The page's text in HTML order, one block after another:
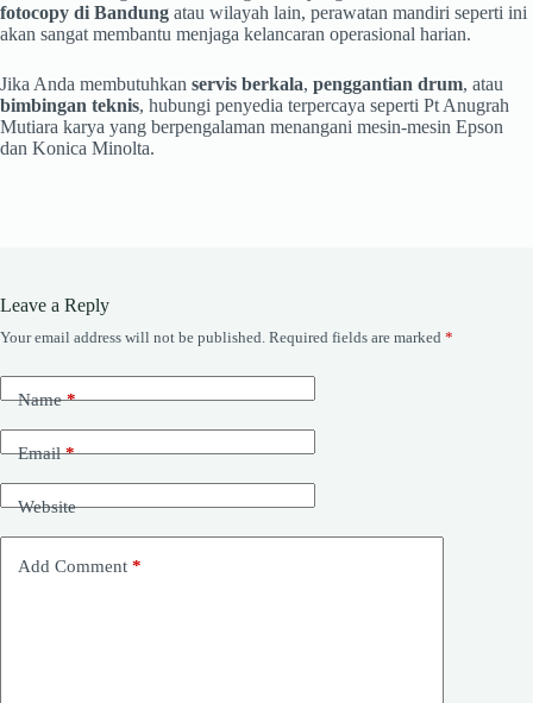
fotocopy di Bandung atau wilayah lain, perawatan mandiri seperti ini
akan sangat membantu menjaga kelancaran operasional harian.
Jika Anda membutuhkan servis berkala, penggantian drum, atau
bimbingan teknis, hubungi penyedia terpercaya seperti Pt Anugrah
Mutiara karya yang berpengalaman menangani mesin-mesin Epson
dan Konica Minolta.
Leave a Reply
Your email address will not be published. Required fields are marked *
Name*
Email*
Website
Add Comment *